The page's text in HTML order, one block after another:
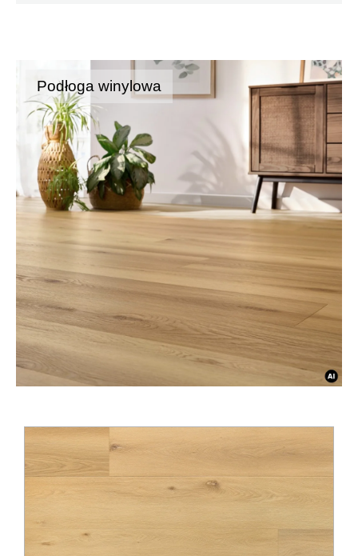
Podłoga winylowa